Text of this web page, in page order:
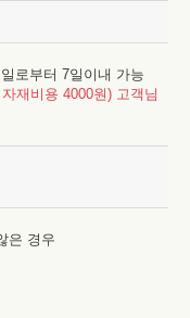
로부터 7일이내 가능
재비용 4000원) 고객님
은 경우